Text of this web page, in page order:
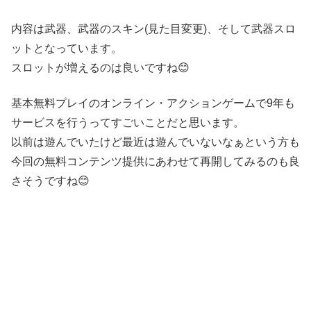
内容は武器、武器のスキン(見た目変更)、そして武器スロ
ットとなっています。
スロットが増えるのは良いですね😊
基本無料プレイのオンライン・アクションゲームで9年も
サービスを行うってすごいことだと思います。
以前は遊んでいたけど最近は遊んでいないなぁという方も
今回の無料コンテンツ提供にあわせて再開してみるのも良
さそうですね😊